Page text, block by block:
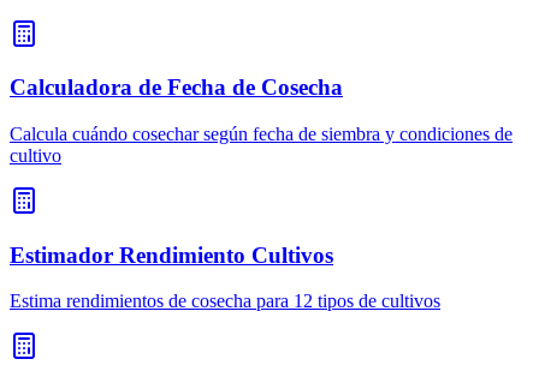
Calculadora de Fecha de Cosecha
Calcula cuándo cosechar según fecha de siembra y condiciones de
cultivo
Estimador Rendimiento Cultivos
Estima rendimientos de cosecha para 12 tipos de cultivos